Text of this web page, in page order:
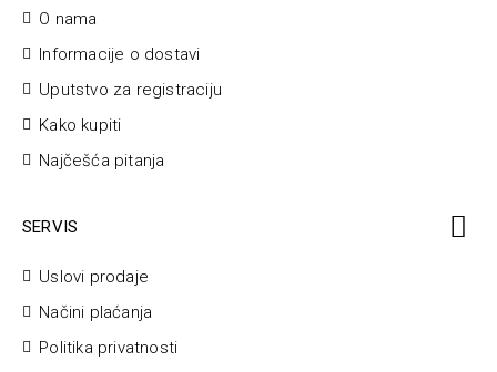
O nama
Informacije o dostavi
Uputstvo za registraciju
Kako kupiti
Najčešća pitanja
SERVIS
Uslovi prodaje
Načini plaćanja
Politika privatnosti